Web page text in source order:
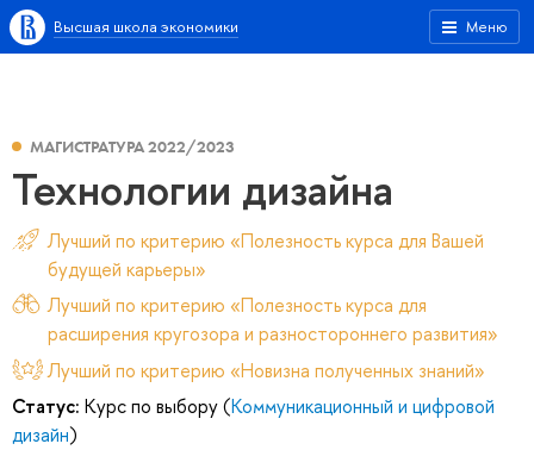
Меню
Высшая школа экономики
МАГИСТРАТУРА 2022/2023
Технологии дизайна
Лучший по критерию «Полезность курса для Вашей
будущей карьеры»
Лучший по критерию «Полезность курса для
расширения кругозора и разностороннего развития»
Лучший по критерию «Новизна полученных знаний»
Статус: Курс по выбору (Коммуникационный и цифровой
дизайн)